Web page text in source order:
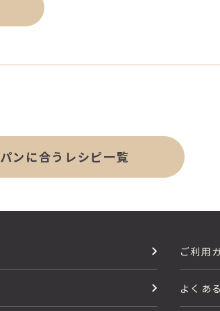
パンに合うレシピ一覧
ご利用
よくあ